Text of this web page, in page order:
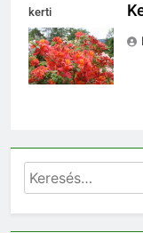
kerti
rododendron
Keresés: